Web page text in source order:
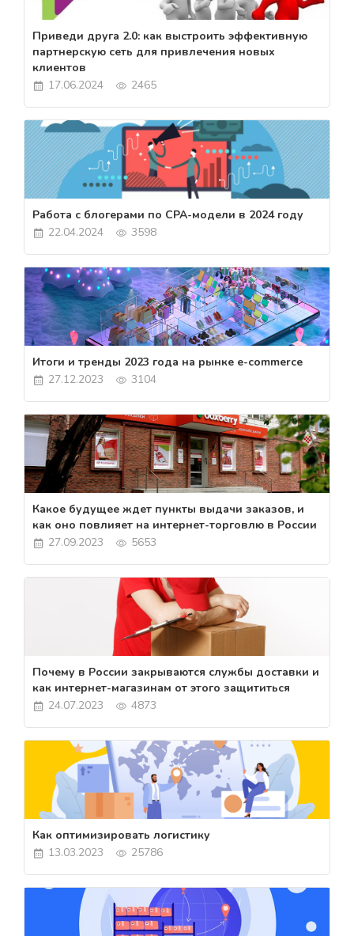
Приведи друга 2.0: как выстроить эффективную
партнерскую сеть для привлечения новых
клиентов
17.06.2024
2465
Работа с блогерами по CPA-модели в 2024 году
22.04.2024
3598
Итоги и тренды 2023 года на рынке e-commerce
27.12.2023
3104
Какое будущее ждет пункты выдачи заказов, и
как оно повлияет на интернет-торговлю в России
27.09.2023
5653
Почему в России закрываются службы доставки и
как интернет-магазинам от этого защититься
24.07.2023
4873
Как оптимизировать логистику
13.03.2023
25786